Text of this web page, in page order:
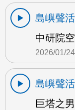
島嶼聲
中研院
2026/01/24
島嶼聲
巨塔之